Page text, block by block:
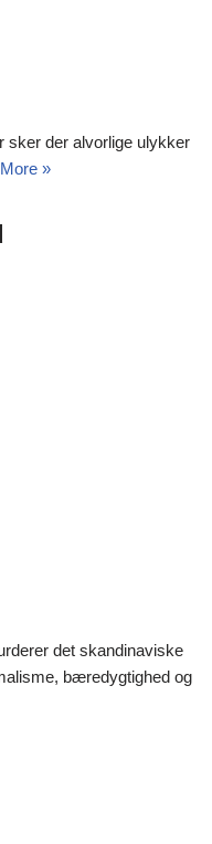
sker der alvorlige ulykker
»
det skandinaviske
bæredygtighed og